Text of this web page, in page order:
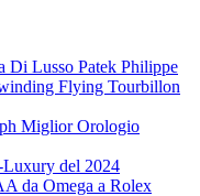
Lusso Patek Philippe
Flying Tourbillon
Miglior Orologio
del 2024
da Omega a Rolex